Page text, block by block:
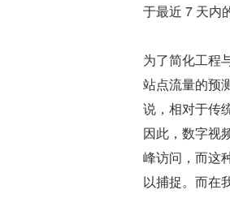
于最近 7 天内
为了简化工程
站点流量的预
说，相对于传
因此，数字视
峰访问，而这
以捕捉。而在